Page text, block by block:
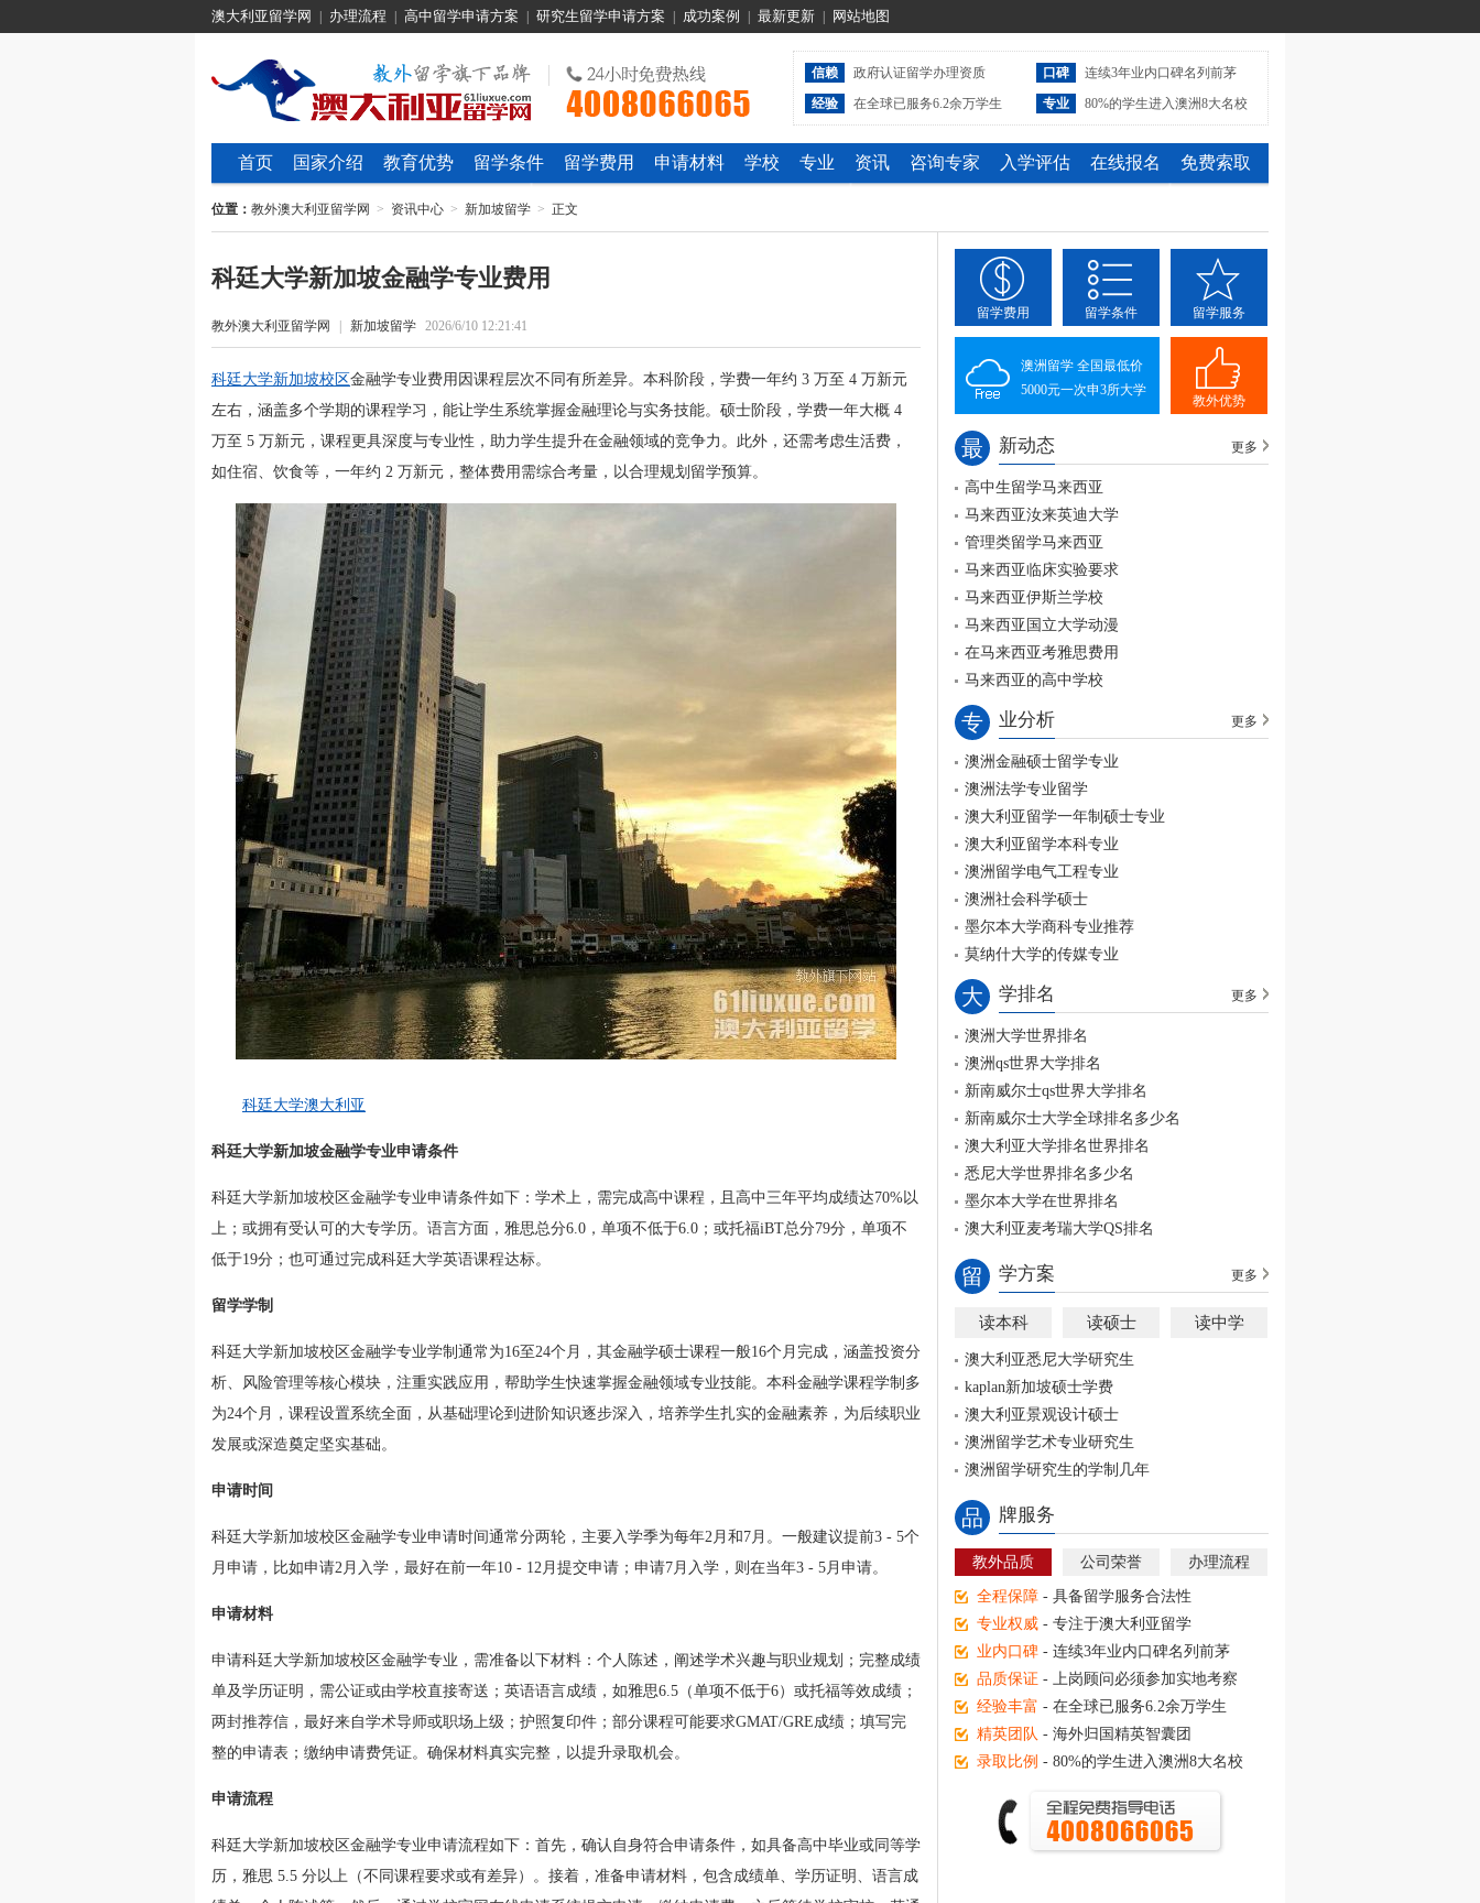
澳大利亚留学网 办理流程 高中留学申请方案 研究生留学申请方案 成功案例 最新更新 网站地图
信赖 政府认证留学办理资质 口碑
连续3年业内口碑名列前茅
经验
在全球已服务6.2余万学生 专业 80%的学生进入澳洲8大名校
首页 国家介绍 教育优势 留学条件 留学费用 申请材料 学校 专业 资讯 咨询专家 入学评估 在线报名 免费索取
位置： 教外澳大利亚留学网 > 资讯中心 > 新加坡留学 > 正文
科廷大学新加坡金融学专业费用
教外澳大利亚留学网 新加坡留学 2026/6/10 12:21:41
科廷大学新加坡校区金融学专业费用因课程层次不同有所差异。本科阶段，学费一年约 3 万至 4 万新元
左右，涵盖多个学期的课程学习，能让学生系统掌握金融理论与实务技能。硕士阶段，学费一年大概 4
万至 5 万新元，课程更具深度与专业性，助力学生提升在金融领域的竞争力。此外，还需考虑生活费，
如住宿、饮食等，一年约 2 万新元，整体费用需综合考量，以合理规划留学预算。
科廷大学澳大利亚
科廷大学新加坡金融学专业申请条件
科廷大学新加坡校区金融学专业申请条件如下：学术上，需完成高中课程，且高中三年平均成绩达70%以
上；或拥有受认可的大专学历。语言方面，雅思总分6.0，单项不低于6.0；或托福iBT总分79分，单项不
低于19分；也可通过完成科廷大学英语课程达标。
留学学制
科廷大学新加坡校区金融学专业学制通常为16至24个月，其金融学硕士课程一般16个月完成，涵盖投资分
析、风险管理等核心模块，注重实践应用，帮助学生快速掌握金融领域专业技能。本科金融学课程学制多
为24个月，课程设置系统全面，从基础理论到进阶知识逐步深入，培养学生扎实的金融素养，为后续职业
发展或深造奠定坚实基础。
申请时间
科廷大学新加坡校区金融学专业申请时间通常分两轮，主要入学季为每年2月和7月。一般建议提前3 - 5个
月申请，比如申请2月入学，最好在前一年10 - 12月提交申请；申请7月入学，则在当年3 - 5月申请。
申请材料
申请科廷大学新加坡校区金融学专业，需准备以下材料：个人陈述，阐述学术兴趣与职业规划；完整成绩
单及学历证明，需公证或由学校直接寄送；英语语言成绩，如雅思6.5（单项不低于6）或托福等效成绩；
两封推荐信，最好来自学术导师或职场上级；护照复印件；部分课程可能要求GMAT/GRE成绩；填写完
整的申请表；缴纳申请费凭证。确保材料真实完整，以提升录取机会。
申请流程
科廷大学新加坡校区金融学专业申请流程如下：首先，确认自身符合申请条件，如具备高中毕业或同等学
历，雅思 5.5 分以上（不同课程要求或有差异）。接着，准备申请材料，包含成绩单、学历证明、语言成
留学费用 留学条件 留学服务
澳洲留学 全国最低价
5000元一次申3所大学
教外优势
最 新动态 更多
高中生留学马来西亚
马来西亚汝来英迪大学
管理类留学马来西亚
马来西亚临床实验要求
马来西亚伊斯兰学校
马来西亚国立大学动漫
在马来西亚考雅思费用
马来西亚的高中学校
专 业分析 更多
澳洲金融硕士留学专业
澳洲法学专业留学
澳大利亚留学一年制硕士专业
澳大利亚留学本科专业
澳洲留学电气工程专业
澳洲社会科学硕士
墨尔本大学商科专业推荐
莫纳什大学的传媒专业
大 学排名 更多
澳洲大学世界排名
澳洲qs世界大学排名
新南威尔士qs世界大学排名
新南威尔士大学全球排名多少名
澳大利亚大学排名世界排名
悉尼大学世界排名多少名
墨尔本大学在世界排名
澳大利亚麦考瑞大学QS排名
留 学方案 更多
读本科 读硕士 读中学
澳大利亚悉尼大学研究生
kaplan新加坡硕士学费
澳大利亚景观设计硕士
澳洲留学艺术专业研究生
澳洲留学研究生的学制几年
品 牌服务
教外品质 公司荣誉 办理流程
全程保障 - 具备留学服务合法性
专业权威 - 专注于澳大利亚留学
业内口碑 - 连续3年业内口碑名列前茅
品质保证 - 上岗顾问必须参加实地考察
经验丰富 - 在全球已服务6.2余万学生
精英团队 - 海外归国精英智囊团
录取比例 - 80%的学生进入澳洲8大名校